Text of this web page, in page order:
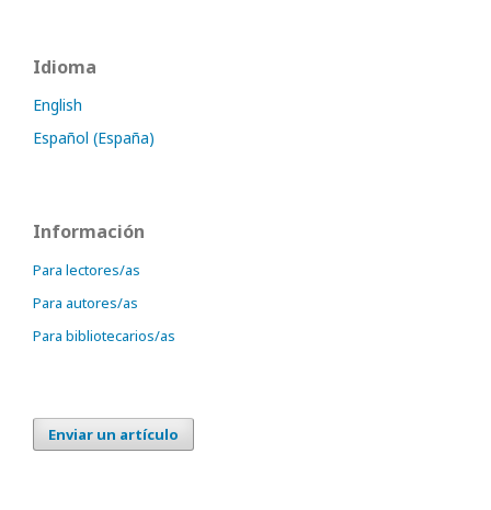
Idioma
English
Español (España)
Información
Para lectores/as
Para autores/as
Para bibliotecarios/as
Enviar un artículo